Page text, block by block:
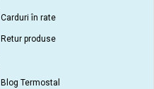
Carduri în rate
Retur produse
Blog Termostal